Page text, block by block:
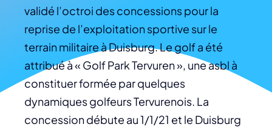
validé l’octroi des concessions pour la
reprise de l’exploitation sportive sur le
terrain militaire à Duisburg. Le golf a été
attribué à « Golf Park Tervuren », une asbl à
constituer formée par quelques
dynamiques golfeurs Tervurenois. La
concession débute au 1/1/21 et le Duisburg